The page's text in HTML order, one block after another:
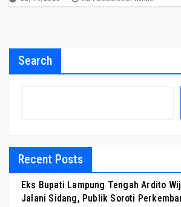
Search
Recent Posts
Eks Bupati Lampung Tengah Ardito
Jalani Sidang, Publik Soroti